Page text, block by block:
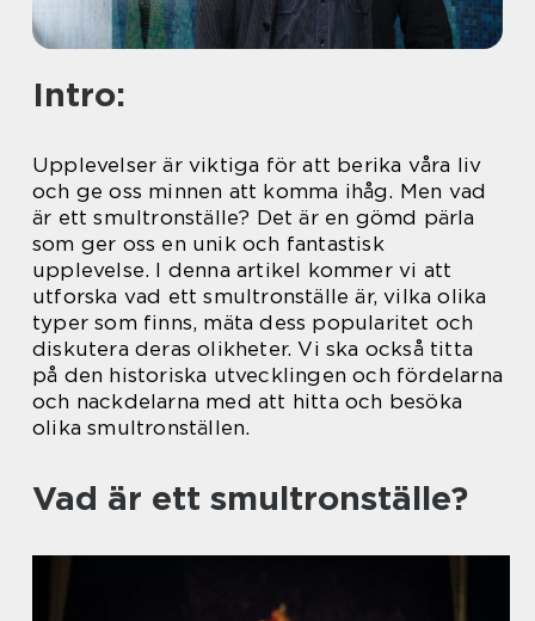
Intro:
Upplevelser är viktiga för att berika våra liv
och ge oss minnen att komma ihåg. Men vad
är ett smultronställe? Det är en gömd pärla
som ger oss en unik och fantastisk
upplevelse. I denna artikel kommer vi att
utforska vad ett smultronställe är, vilka olika
typer som finns, mäta dess popularitet och
diskutera deras olikheter. Vi ska också titta
på den historiska utvecklingen och fördelarna
och nackdelarna med att hitta och besöka
olika smultronställen.
Vad är ett smultronställe?